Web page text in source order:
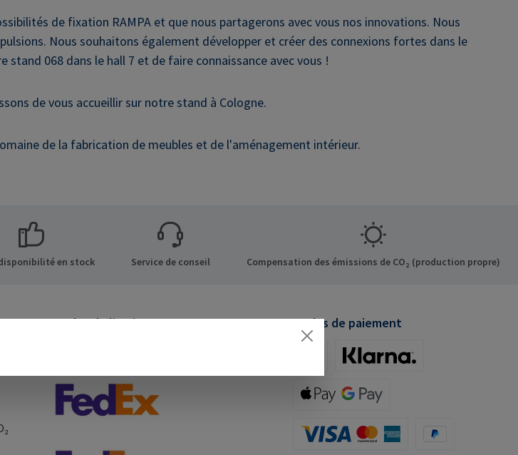
de fixation RAMPA et que nous partagerons avec vous nos innovations. Nous
Nous souhaitons également développer et créer des connexions fortes dans le
068 dans le hall 7 et de faire connaissance avec vous !
de vous accueillir sur notre stand à Cologne.
de la fabrication de meubles et de l'aménagement intérieur.
en stock Service de conseil Compensation des émissions de CO₂ (production propre)
Modes de livraison Modes de paiement
iDeal (via Stripe)